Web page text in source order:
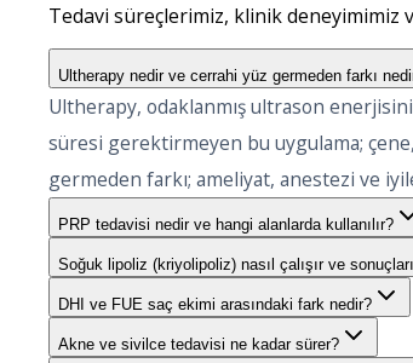
Tedavi süreçlerimiz, klinik deneyimimiz
Ultherapy nedir ve cerrahi yüz germeden farkı
Ultherapy, odaklanmış ultrason
süresi gerektirmeyen bu uygulama;
germeden farkı; ameliyat, anestezi ve
PRP tedavisi nedir ve hangi alanlarda kullanılır?
Soğuk lipoliz (kriyolipoliz) nasıl çalışır ve sonuçları
DHI ve FUE saç ekimi arasındaki fark nedir?
Akne ve sivilce tedavisi ne kadar sürer?